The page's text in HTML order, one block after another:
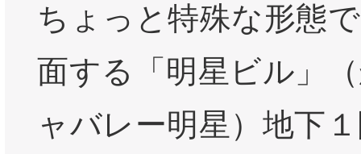
ちょっと特殊な形態
面する「明星ビル」
ャバレー明星）地下